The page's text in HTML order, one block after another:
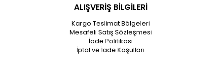
ALIŞVERİŞ BİLGİLERİ
Kargo Teslimat Bölgeleri
Mesafeli Satış Sözleşmesi
İade Politikası
İptal ve İade Koşulları